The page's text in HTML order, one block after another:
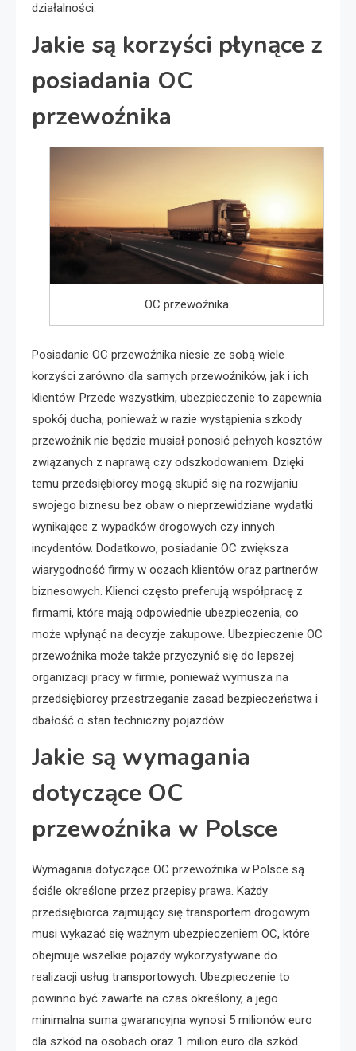
działalności.
Jakie są korzyści płynące z
posiadania OC
przewoźnika
OC przewoźnika
Posiadanie OC przewoźnika niesie ze sobą wiele
korzyści zarówno dla samych przewoźników, jak i ich
klientów. Przede wszystkim, ubezpieczenie to zapewnia
spokój ducha, ponieważ w razie wystąpienia szkody
przewoźnik nie będzie musiał ponosić pełnych kosztów
związanych z naprawą czy odszkodowaniem. Dzięki
temu przedsiębiorcy mogą skupić się na rozwijaniu
swojego biznesu bez obaw o nieprzewidziane wydatki
wynikające z wypadków drogowych czy innych
incydentów. Dodatkowo, posiadanie OC zwiększa
wiarygodność firmy w oczach klientów oraz partnerów
biznesowych. Klienci często preferują współpracę z
firmami, które mają odpowiednie ubezpieczenia, co
może wpłynąć na decyzje zakupowe. Ubezpieczenie OC
przewoźnika może także przyczynić się do lepszej
organizacji pracy w firmie, ponieważ wymusza na
przedsiębiorcy przestrzeganie zasad bezpieczeństwa i
dbałość o stan techniczny pojazdów.
Jakie są wymagania
dotyczące OC
przewoźnika w Polsce
Wymagania dotyczące OC przewoźnika w Polsce są
ściśle określone przez przepisy prawa. Każdy
przedsiębiorca zajmujący się transportem drogowym
musi wykazać się ważnym ubezpieczeniem OC, które
obejmuje wszelkie pojazdy wykorzystywane do
realizacji usług transportowych. Ubezpieczenie to
powinno być zawarte na czas określony, a jego
minimalna suma gwarancyjna wynosi 5 milionów euro
dla szkód na osobach oraz 1 milion euro dla szkód